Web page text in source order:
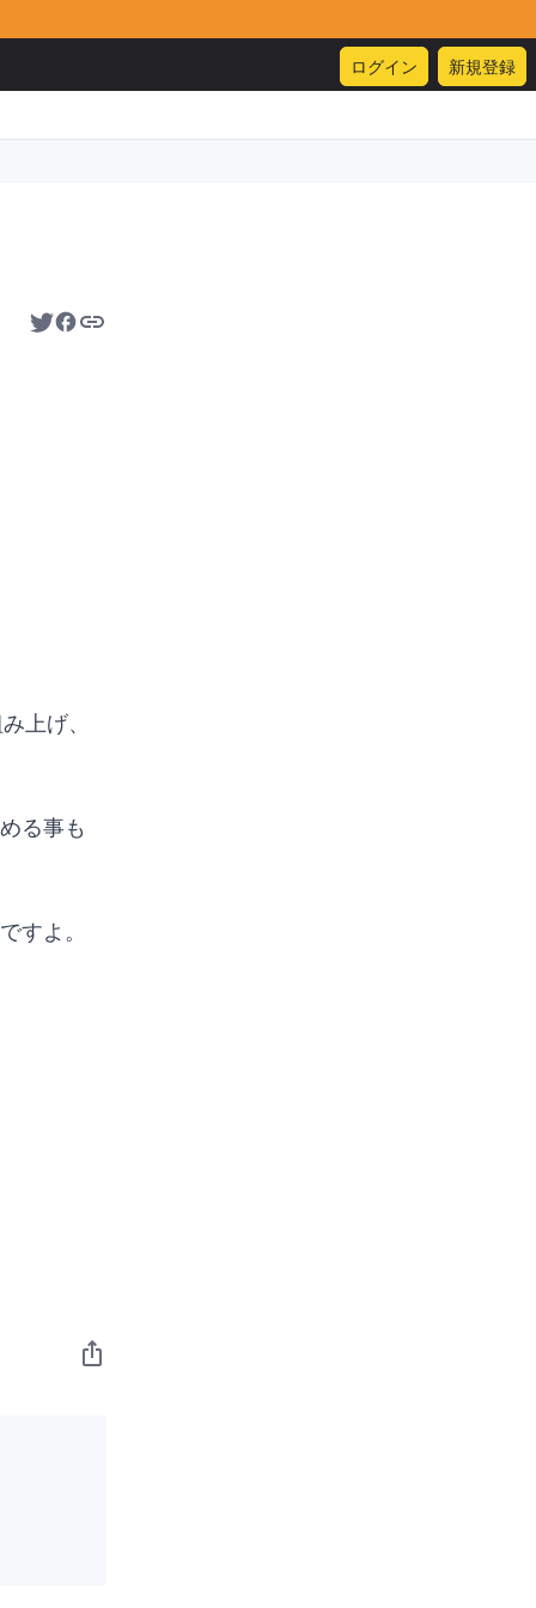
ログイン 新規登録
上げ、
る事も
すよ。